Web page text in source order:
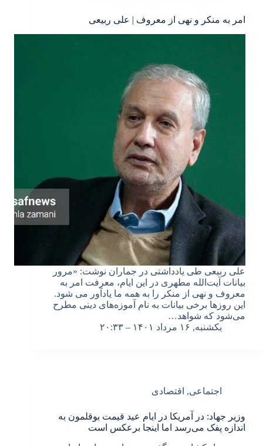
امر به منکر و نهی از معروف | علی ربیعی
علی ربیعی طی یادداشتی در جماران نوشت: «مرور
بیانات آیت‌الله مطهری در این ایام، معرفت امر به
معروف و نهی از منکر را به همه ما یادآور می شود.
این روزها برخی بیانات به نام آموزه‌های دینی مطرح
می‌شود که شواهد…
یکشنبه, ۱۶ مرداد ۱۴۰۱ – ۲۰:۳۳
اجتماعی, اقتصادی
وزیر جهاد: در آمریکا در ایام عید قیمت بوقلمون به
اندازه پفک می‌رسد اما اینجا برعکس است